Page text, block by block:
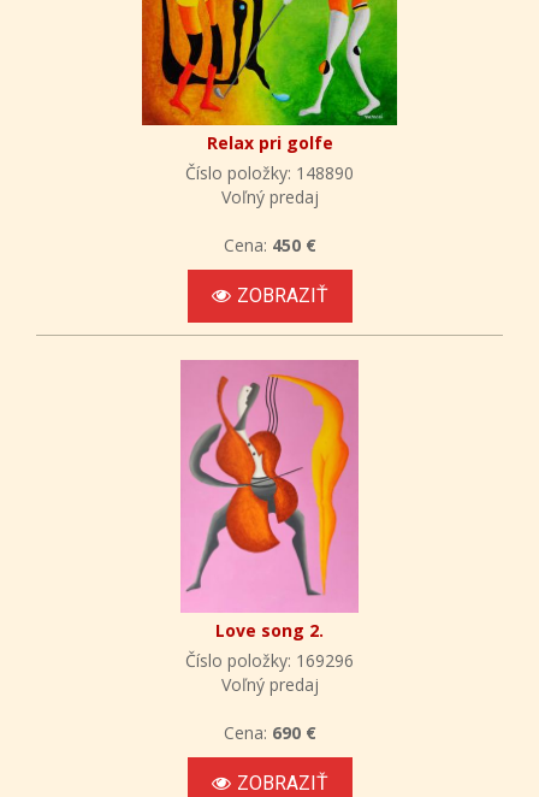
Relax pri golfe
Číslo položky: 148890
Voľný predaj
Cena: 450 €
ZOBRAZIŤ
Love song 2.
Číslo položky: 169296
Voľný predaj
Cena: 690 €
ZOBRAZIŤ